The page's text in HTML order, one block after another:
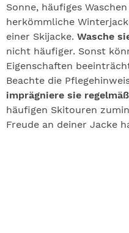
Sonne, häufiges
herkömmliche
einer Skijacke. Wasche
nicht häufiger. Sonst
Eigenschaften
Beachte die
imprägniere sie
häufigen Skitouren
Freude an deiner Jacke